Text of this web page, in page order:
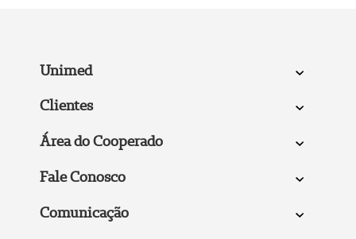
Unimed
Clientes
Área do Cooperado
Fale Conosco
Comunicação